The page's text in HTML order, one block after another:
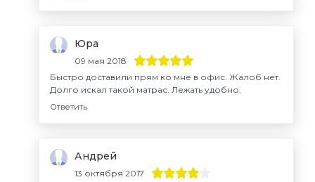
Юра
09 мая 2018
Быстро доставили прям ко мне в офис. Жалоб нет.
Долго искал такой матрас. Лежать удобно.
Ответить
Андрей
13 октября 2017